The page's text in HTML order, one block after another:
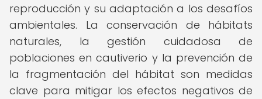
reproducción y su adaptación a los desafíos
ambientales. La conservación de hábitats
naturales, la gestión cuidadosa de
poblaciones en cautiverio y la prevención de
la fragmentación del hábitat son medidas
clave para mitigar los efectos negativos de